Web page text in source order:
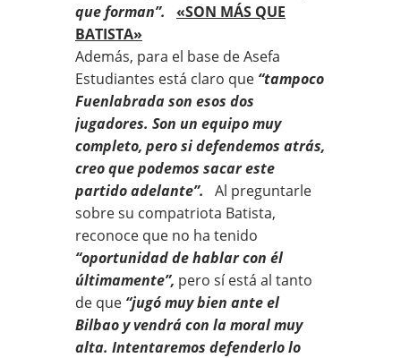
que forman”.
«SON MÁS QUE
BATISTA»
Además, para el base de Asefa
Estudiantes está claro que “tampoco
Fuenlabrada son esos dos
jugadores. Son un equipo muy
completo, pero si defendemos atrás,
creo que podemos sacar este
partido adelante”. Al preguntarle
sobre su compatriota Batista,
reconoce que no ha tenido
“oportunidad de hablar con él
últimamente”, pero sí está al tanto
de que “jugó muy bien ante el
Bilbao y vendrá con la moral muy
alta. Intentaremos defenderlo lo